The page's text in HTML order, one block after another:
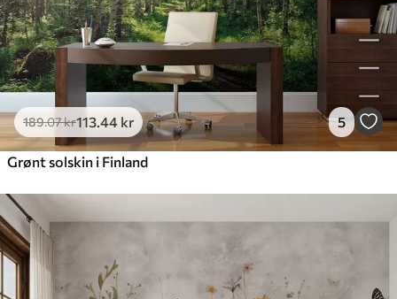
189.07kr113 .44 kr 5
Grønt solskin i Finland